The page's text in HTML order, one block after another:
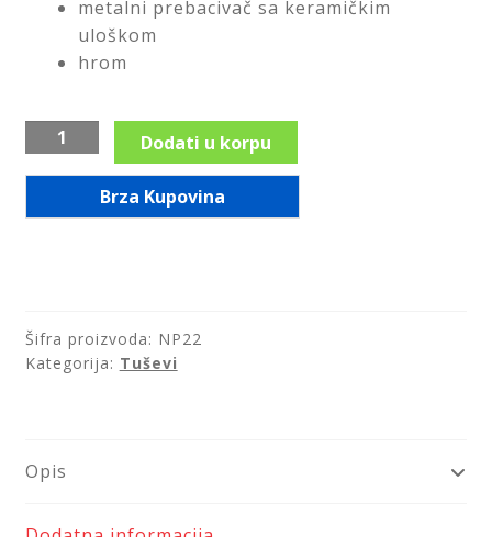
Tuševi
WC daske
Pribor za majstore
metalni prebacivač sa keramičkim
uloškom
hrom
Usponski
tuš
NP22
Dodati u korpu
Brza Kupovina
Šifra proizvoda: NP22
Kategorija: Tuševi
Opis